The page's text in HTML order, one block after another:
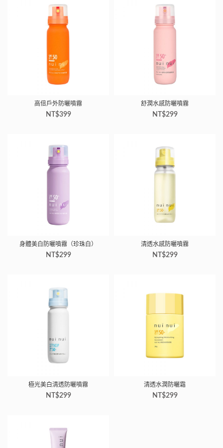
高倍戶外防曬噴霧
NT$399
舒潤水感防曬噴霧
NT$299
身體美白防曬噴霧（珍珠白）
NT$299
清透水感防曬噴霧
NT$299
極光美白清透防曬噴霧
NT$299
清透水潤防曬霜
NT$299